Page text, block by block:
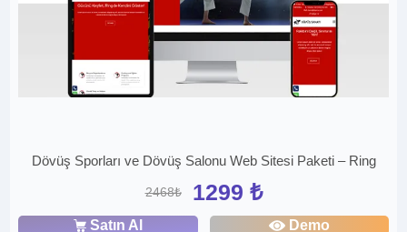
Dövüş Sporları ve Dövüş Salonu Web Sitesi Paketi – Ring
2468₺ 1299 ₺
Satın Al Demo